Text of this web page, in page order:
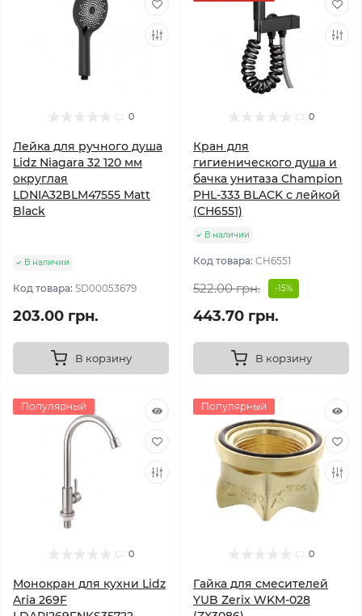
0
Лейка для ручного душа
Lidz Niagara 32 120 мм
округлая
LDNIA32BLM47555 Matt
Black
В наличии
Код товара: SD00053679
203.00 грн.
В корзину
0
Кран для
гигиенического душа и
бачка унитаза Champion
PHL-333 BLACK с лейкой
(CH6551)
В наличии
Код товара: CH6551
522.00 грн. -15%
443.70 грн.
В корзину
Популярный
0
Монокран для кухни Lidz
Aria 269F
Популярный
0
Гайка для смесителей
YUB Zerix WKM-028